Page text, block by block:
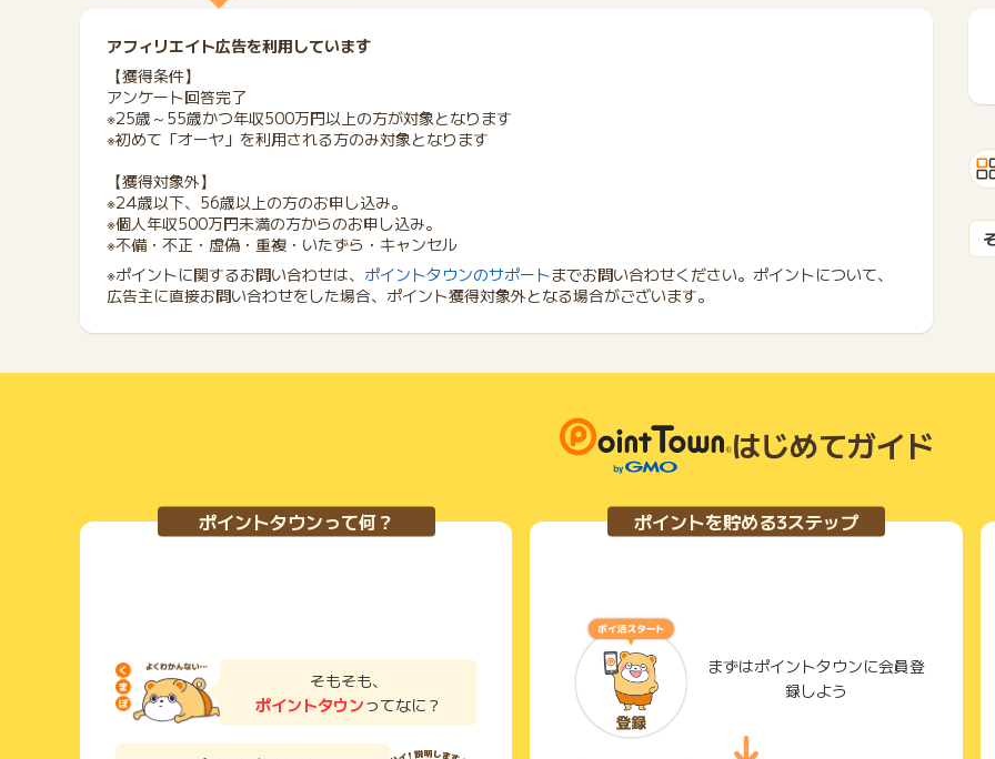
アフィリエイト広告を利用しています
【獲得条件】
アンケート回答完了
※25歳～55歳かつ年収500万円以上の方が対象となります
※初めて「オーヤ」を利用される方のみ対象となります
【獲得対象外】
※24歳以下、56歳以上の方のお申し込み。
※個人年収500万円未満の方からのお申し込み。
※不備・不正・虚偽・重複・いたずら・キャンセル
※ポイントに関するお問い合わせは、 ポイントタウンのサポートまでお問い合わせください。ポイントについて、
広告主に直接お問い合わせをした場合、ポイント獲得対象外となる場合がございます。
はじめてガイド
ポイントタウンって何？
そもそも、
ポイントタウンってなに？
ポイントを貯める3ステップ
まずはポイントタウンに会員登
録しよう